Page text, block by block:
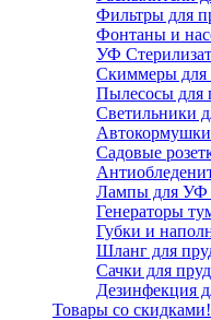
Фильтры для
Фонтаны и
УФ
Скиммеры для
Пылесосы для
Светильники
Автокормушки
Садовые
Лампы для УФ
Генераторы
Губки и
Шланг для
Сачки для
Дезинфекция
Товары со скидками!